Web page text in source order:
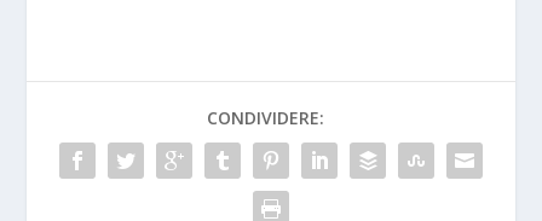
CONDIVIDERE: